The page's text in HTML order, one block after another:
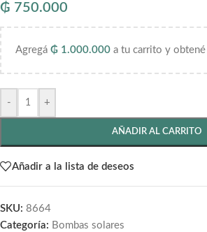
₲ 750.000
Agregá ₲ 1.000.000 a tu carrito y
- +
AÑADIR AL CARRITO
Añadir a la lista de deseos
SKU: 8664
Categoría: Bombas solares